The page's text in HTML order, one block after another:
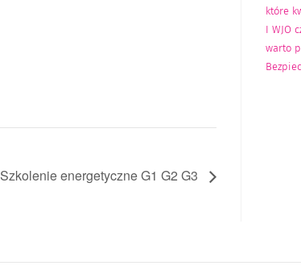
Szkolenie energetyczne G1 G2 G3
które
I WJO
warto